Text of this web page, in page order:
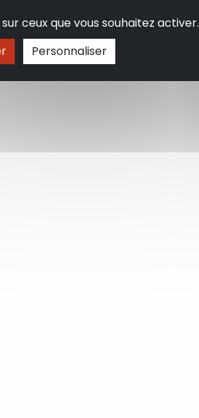
ceux que vous souhaitez activer.
Personnaliser